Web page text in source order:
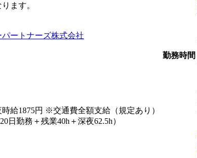
ます。
ートナーズ株式会社
給1875円 ※交通費全額支給（規定あり）
日勤務＋残業40h＋深夜62.5h）
勤務時間